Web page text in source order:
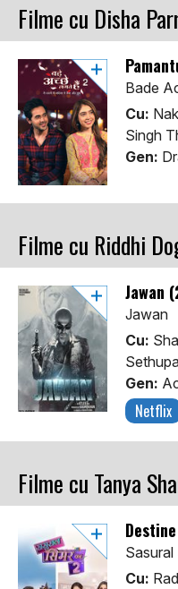
Filme cu Disha
Bade
Cu:
Singh
Gen:
Filme cu Riddhi
Jawan
Jawan
Cu:
Gen:
Netflix
Filme cu Tanya
Sasural
Cu: